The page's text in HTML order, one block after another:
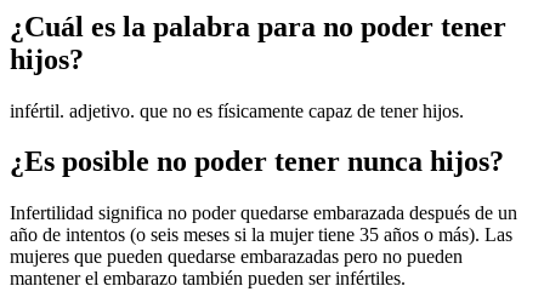
¿Cuál es la palabra para no poder tener
hijos?
infértil. adjetivo. que no es físicamente capaz de tener hijos.
¿Es posible no poder tener nunca hijos?
Infertilidad significa no poder quedarse embarazada después de un
año de intentos (o seis meses si la mujer tiene 35 años o más). Las
mujeres que pueden quedarse embarazadas pero no pueden
mantener el embarazo también pueden ser infértiles.